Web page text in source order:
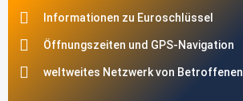
Informationen zu Euroschlüssel
Öffnungszeiten und GPS-Navigation
weltweites Netzwerk von Betroffenen